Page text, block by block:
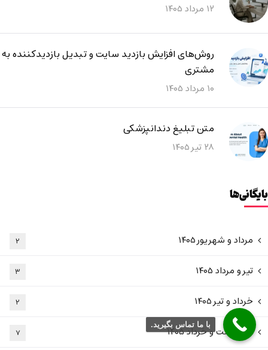
۱۲ مرداد ۱۴۰۵
روش‌های افزایش بازدید سایت و تبدیل بازدیدکننده به
مشتری
۱۰ مرداد ۱۴۰۵
متن تبلیغ دندانپزشکی
۲۸ تیر ۱۴۰۵
بایگانی‌ها
مرداد و شهریور ۱۴۰۵ ۲
تیر و مرداد ۱۴۰۵ ۳
خرداد و تیر ۱۴۰۵ ۲
اردیبهشت و خرداد ۱۴۰۵ ۷
با ما تماس بگیرید.